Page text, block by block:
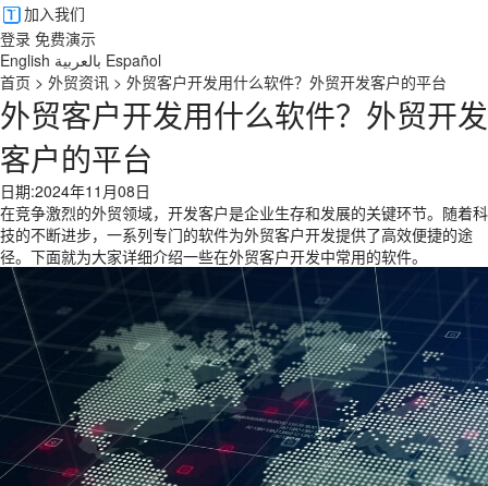
加入我们
登录 免费演示
English بالعربية Español
首页 > 外贸资讯 > 外贸客户开发用什么软件？外贸开发客户的平台
外贸客户开发用什么软件？外贸开发
客户的平台
日期:2024年11月08日
在竞争激烈的外贸领域，开发客户是企业生存和发展的关键环节。随着科
技的不断进步，一系列专门的软件为外贸客户开发提供了高效便捷的途
径。下面就为大家详细介绍一些在外贸客户开发中常用的软件。